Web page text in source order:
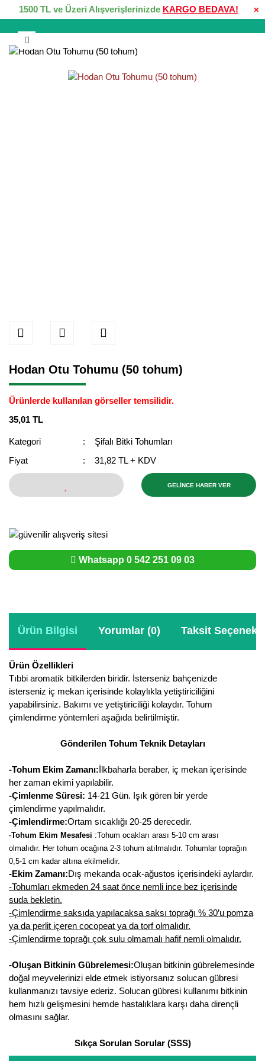
×
1500 TL ve Üzeri Alışverişlerinizde KARGO BEDAVA!
Hodan Otu Tohumu (50 tohum)
Ürünlerde kullanılan görseller temsilidir.
35,01 TL
Kategori
Şifalı Bitki Tohumları
Fiyat
31,82 TL + KDV
GELİNCE HABER VER
Whatsapp 0 542 251 09 03
Ürün Bilgisi Yorumlar (0) Taksit
Ürün Özellikleri
Tıbbi aromatik bitkilerden biridir. İsterseniz bahçenizde
isterseniz iç mekan içerisinde kolaylıkla yetiştiriciliğini
yapabilirsiniz. Bakımı ve yetiştiriciliği kolaydır. Tohum
çimlendirme yöntemleri aşağıda belirtilmiştir.
Gönderilen Tohum Teknik Detayları
-Tohum Ekim Zamanı:İlkbaharla beraber, iç mekan içerisinde
her zaman ekimi yapılabilir.
-Çimlenme Süresi: 14-21 Gün. Işık gören bir yerde
çimlendirme yapılmalıdır.
-Çimlendirme:Ortam sıcaklığı 20-25 derecedir.
-Tohum Ekim Mesafesi :Tohum ocakları arası 5-10 cm arası
olmalıdır. Her tohum ocağına 2-3 tohum atılmalıdır. Tohumlar toprağın
0,5-1 cm kadar altına ekilmelidir.
-Ekim Zamanı:Dış mekanda ocak-ağustos içerisindeki aylardır.
-Tohumları ekmeden 24 saat önce nemli ince bez içerisinde
suda bekletin.
-Çimlendirme saksıda yapılacaksa saksı toprağı % 30’u pomza
ya da perlit içeren cocopeat ya da torf olmalıdır.
-Çimlendirme toprağı çok sulu olmamalı hafif nemli olmalıdır.
-Oluşan Bitkinin Gübrelemesi:Oluşan bitkinin gübrelemesinde
doğal meyvelerinizi elde etmek istiyorsanız solucan gübresi
kullanmanızı tavsiye ederiz. Solucan gübresi kullanımı bitkinin
hem hızlı gelişmesini hemde hastalıklara karşı daha dirençli
olmasını sağlar.
Sıkça Sorulan Sorular (SSS)